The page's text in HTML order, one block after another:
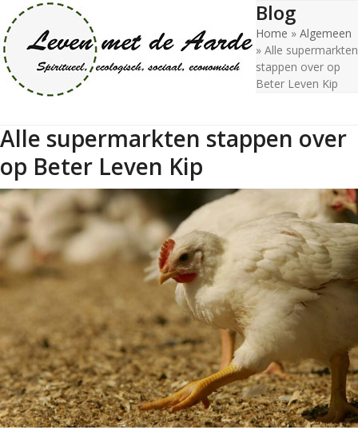
Skip
to
content
Open
mobile
menu
Close
mobile
menu
Blog
Home » Algemeen
» Alle supermarkten
stappen over op
Beter Leven Kip
Alle supermarkten stappen over
op Beter Leven Kip